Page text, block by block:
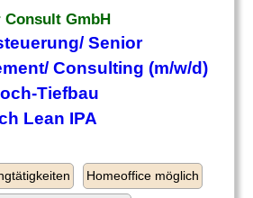
GmbH
Senior
/ Consulting (m/w/d)
Tiefbau
Lean IPA
Homeoffice möglich